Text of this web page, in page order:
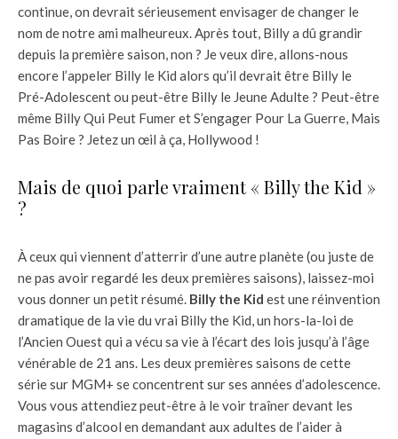
continue, on devrait sérieusement envisager de changer le
nom de notre ami malheureux. Après tout, Billy a dû grandir
depuis la première saison, non ? Je veux dire, allons-nous
encore l’appeler Billy le Kid alors qu’il devrait être Billy le
Pré-Adolescent ou peut-être Billy le Jeune Adulte ? Peut-être
même Billy Qui Peut Fumer et S’engager Pour La Guerre, Mais
Pas Boire ? Jetez un œil à ça, Hollywood !
Mais de quoi parle vraiment « Billy the Kid »
?
À ceux qui viennent d’atterrir d’une autre planète (ou juste de
ne pas avoir regardé les deux premières saisons), laissez-moi
vous donner un petit résumé. Billy the Kid est une réinvention
dramatique de la vie du vrai Billy the Kid, un hors-la-loi de
l’Ancien Ouest qui a vécu sa vie à l’écart des lois jusqu’à l’âge
vénérable de 21 ans. Les deux premières saisons de cette
série sur MGM+ se concentrent sur ses années d’adolescence.
Vous vous attendiez peut-être à le voir traîner devant les
magasins d’alcool en demandant aux adultes de l’aider à